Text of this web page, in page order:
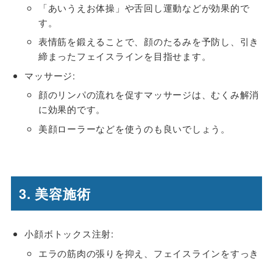
「あいうえお体操」や舌回し運動などが効果的で
す。
表情筋を鍛えることで、顔のたるみを予防し、引き
締まったフェイスラインを目指せます。
マッサージ:
顔のリンパの流れを促すマッサージは、むくみ解消
に効果的です。
美顔ローラーなどを使うのも良いでしょう。
3. 美容施術
小顔ボトックス注射:
エラの筋肉の張りを抑え、フェイスラインをすっき